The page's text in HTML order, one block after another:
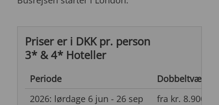
Priser er i DKK pr. person
3* & 4* Hoteller
Periode
2026: lørdage 6 jun - 26 sep
fra kr. 8.900